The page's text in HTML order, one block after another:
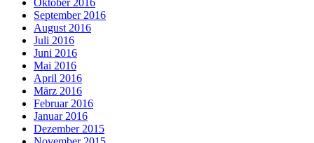
Oktober 2016
September 2016
August 2016
Juli 2016
Juni 2016
Mai 2016
April 2016
März 2016
Februar 2016
Januar 2016
Dezember 2015